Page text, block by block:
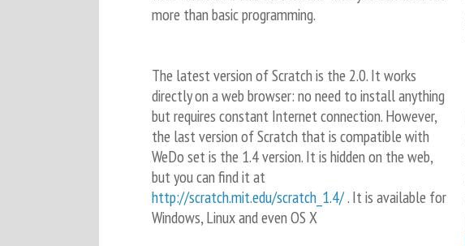
more than basic programming.
The latest version of Scratch is the 2.0. It works
directly on a web browser: no need to install anything
but requires constant Internet connection. However,
the last version of Scratch that is compatible with
WeDo set is the 1.4 version. It is hidden on the web,
but you can find it at
http://scratch.mit.edu/scratch_1.4/. It is available for
Windows, Linux and even OS X